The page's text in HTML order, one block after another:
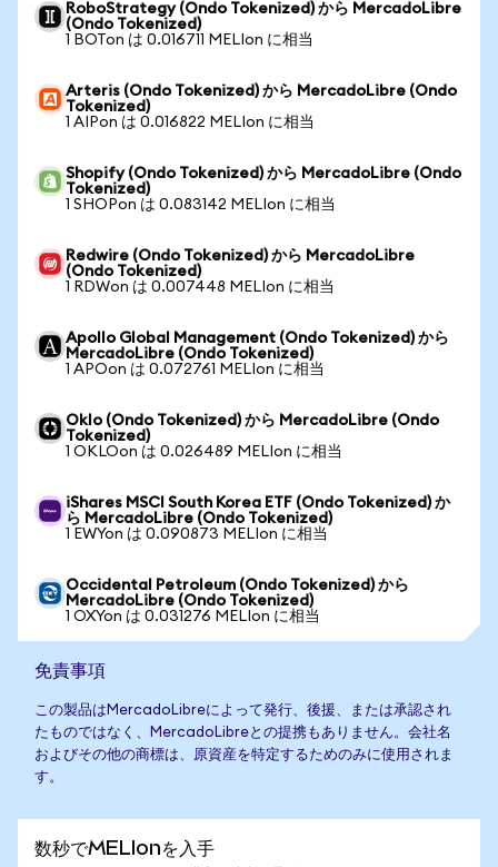
RoboStrategy (Ondo Tokenized) から MercadoLibre
(Ondo Tokenized)
1 BOTon は 0.016711 MELIon に相当
Arteris (Ondo Tokenized) から MercadoLibre (Ondo
Tokenized)
1 AIPon は 0.016822 MELIon に相当
Shopify (Ondo Tokenized) から MercadoLibre (Ondo
Tokenized)
1 SHOPon は 0.083142 MELIon に相当
Redwire (Ondo Tokenized) から MercadoLibre
(Ondo Tokenized)
1 RDWon は 0.007448 MELIon に相当
Apollo Global Management (Ondo Tokenized) から
MercadoLibre (Ondo Tokenized)
1 APOon は 0.072761 MELIon に相当
Oklo (Ondo Tokenized) から MercadoLibre (Ondo
Tokenized)
1 OKLOon は 0.026489 MELIon に相当
iShares MSCI South Korea ETF (Ondo Tokenized) か
ら MercadoLibre (Ondo Tokenized)
1 EWYon は 0.090873 MELIon に相当
Occidental Petroleum (Ondo Tokenized) から
MercadoLibre (Ondo Tokenized)
1 OXYon は 0.031276 MELIon に相当
免責事項
この製品はMercadoLibreによって発行、後援、または承認され
たものではなく、MercadoLibreとの提携もありません。会社名
およびその他の商標は、原資産を特定するためのみに使用されま
す。
数秒でMELIonを入手